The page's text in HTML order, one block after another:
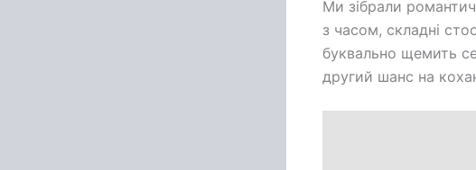
Ми зібрали
з часом, складні
буквально щемить
другий шанс на